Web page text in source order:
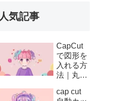
人気記事
CapCut
で図形を
入れる方
法｜丸・
角の使い
cap cut